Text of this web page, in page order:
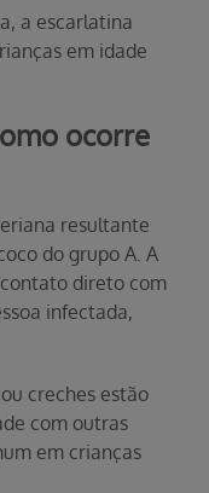
a escarlatina
em idade
ocorre
resultante
do grupo A. A
direto com
infectada,
creches estão
com outras
em crianças